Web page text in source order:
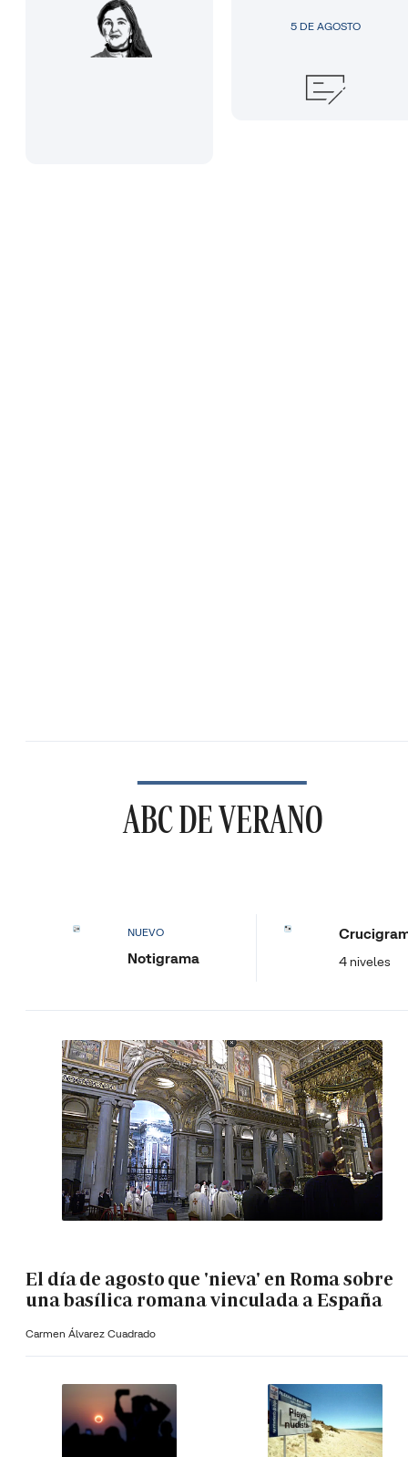
5 DE AGOSTO
ABC DE VERANO
NUEVO
Notigrama 4 niveles
El día de agosto que 'nieva' en Roma sobre
una basílica romana vinculada a España
Carmen Álvarez Cuadrado